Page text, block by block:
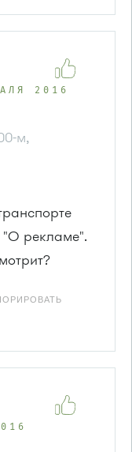
2016
м,
рекламе".